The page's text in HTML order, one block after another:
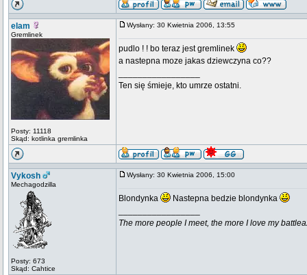
elam
Gremlinek
Posty: 11118
Skąd: kotlinka gremlinka
Wysłany: 30 Kwietnia 2006, 13:55
pudlo ! ! bo teraz jest gremlinek
a nastepna moze jakas dziewczyna co??
Ten się śmieje, kto umrze ostatni.
Vykosh
Mechagodzilla
Posty: 673
Skąd: Cahtice
Wysłany: 30 Kwietnia 2006, 15:00
Blondynka
Nastepna bedzie blondynka
The more people I meet, the more I love my